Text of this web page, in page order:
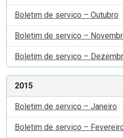
Boletim de serviço – Outubro
Boletim de serviço –
Boletim de serviço –
2015
Boletim de serviço – Janeiro
Boletim de serviço –